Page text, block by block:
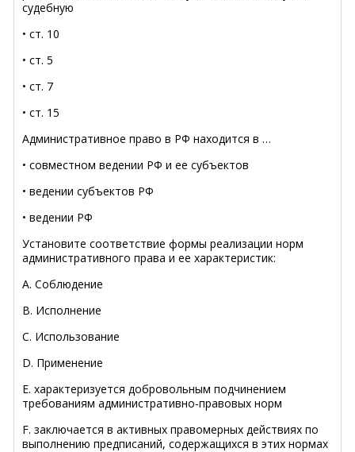
судебную
• ст. 10
• ст. 5
• ст. 7
• ст. 15
Административное право в РФ находится в …
• совместном ведении РФ и ее субъектов
• ведении субъектов РФ
• ведении РФ
Установите соответствие формы реализации норм
административного права и ее характеристик:
A. Соблюдение
B. Исполнение
C. Использование
D. Применение
E. характеризуется добровольным подчинением
требованиям административно-правовых норм
F. заключается в активных правомерных действиях по
выполнению предписаний, содержащихся в этих нормах